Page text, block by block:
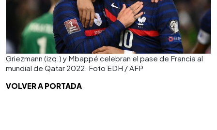
Griezmann (izq.) y Mbappé celebran el pase de Francia al
mundial de Qatar 2022. Foto EDH / AFP
VOLVER A PORTADA